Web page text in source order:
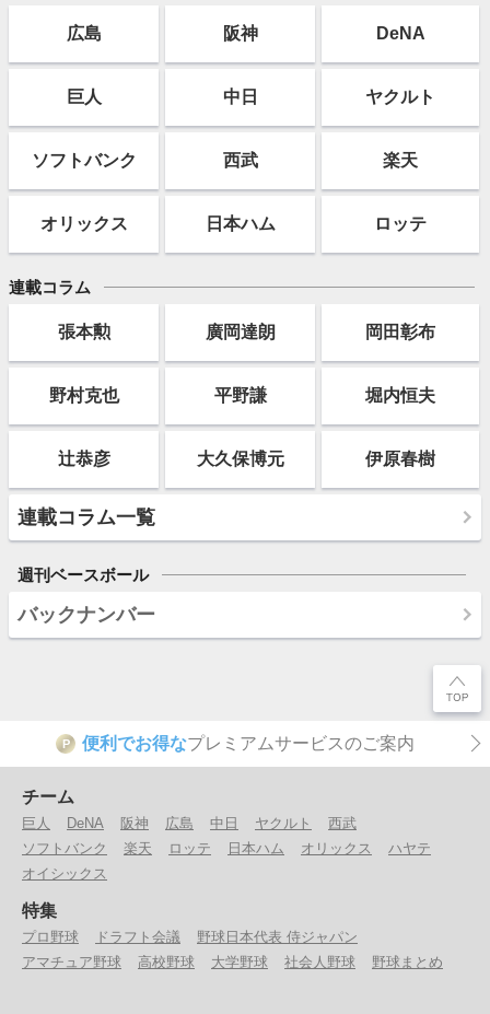
広島 阪神 DeNA
巨人 中日 ヤクルト
ソフトバンク 西武 楽天
オリックス 日本ハム ロッテ
連載コラム
張本勲 廣岡達朗 岡田彰布
野村克也 平野謙 堀内恒夫
辻恭彦 大久保博元 伊原春樹
連載コラム一覧
週刊ベースボール
バックナンバー
P 便利でお得なプレミアムサービスのご案内
チーム
巨人 DeNA 阪神 広島 中日 ヤクルト
西武
ソフトバンク
楽天 ロッテ 日本ハム オリックス
ハヤテ
オイシックス
特集
プロ野球 ドラフト会議
野球日本代表 侍ジャパン
アマチュア野球
高校野球 大学野球 社会人野球 野球まとめ